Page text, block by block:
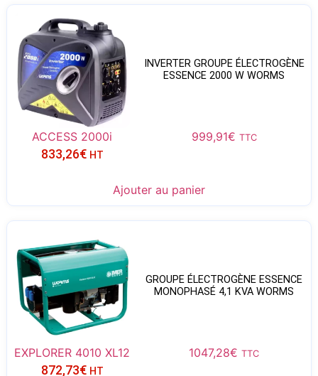
INVERTER GROUPE ÉLECTROGÈNE
ESSENCE 2000 W WORMS
ACCESS 2000i 999,91€ TTC
833,26€ HT
Ajouter au panier
GROUPE ÉLECTROGÈNE ESSENCE
MONOPHASÉ 4,1 KVA WORMS
EXPLORER 4010 XL12 1047,28€ TTC
872,73€ HT